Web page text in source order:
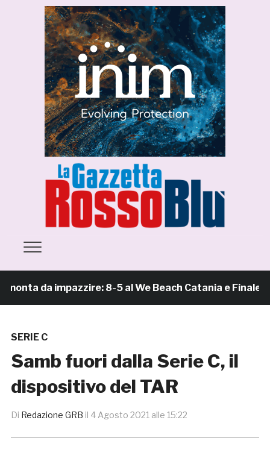
da impazzire: 8-5 al We Beach Catania e Finale
SERIE C
Samb fuori dalla Serie C, il
dispositivo del TAR
Di Redazione GRB il 4 Agosto 2021 alle 15:22